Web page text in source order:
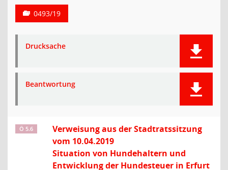
0493/19
Drucksache
Beantwortung
Ö 5.6
Verweisung aus der Stadtratssitzung
vom 10.04.2019
Situation von Hundehaltern und
Entwicklung der Hundesteuer in Erfurt